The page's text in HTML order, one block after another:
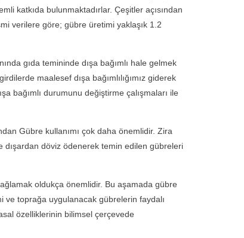
katkıda bulunmaktadırlar. Çeşitler açısından
verilere göre; gübre üretimi yaklaşık 1.2
gıda temininde dışa bağımlı hale gelmek
maalesef dışa bağımlılığımız giderek
bağımlı durumunu değiştirme çalışmaları ile
Gübre kullanımı çok daha önemlidir. Zira
dışardan döviz ödenerek temin edilen gübreleri
oldukça önemlidir. Bu aşamada gübre
toprağa uygulanacak gübrelerin faydalı
özelliklerinin bilimsel çerçevede